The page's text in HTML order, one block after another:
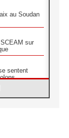
au Soudan
sur
sentent
Dame du